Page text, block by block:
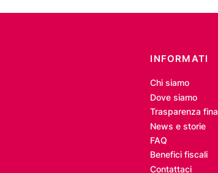
INFORMATI
Chi siamo
Dove siamo
Trasparenza
News e storie
FAQ
Benefici fiscali
Contattaci